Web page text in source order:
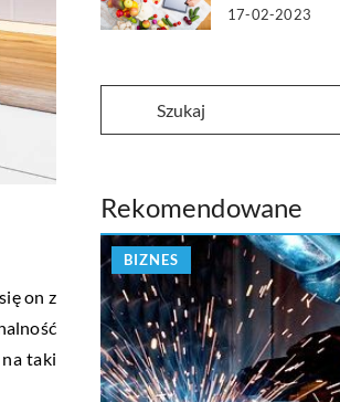
on z
taki
17-02-2023
Rekomendowane
BIZNES